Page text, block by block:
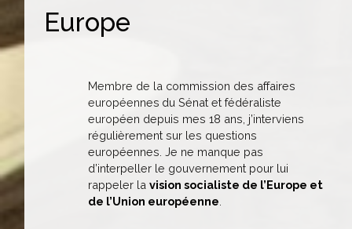
Europe
Membre de la commission des affaires
européennes du Sénat et fédéraliste
européen depuis mes 18 ans, j’interviens
régulièrement sur les questions
européennes. Je ne manque pas
d’interpeller le gouvernement pour lui
rappeler la vision socialiste de l’Europe et
de l’Union européenne